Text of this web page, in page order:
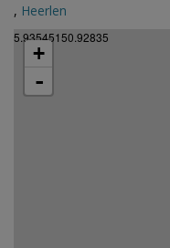
, Heerlen
5.93545150.92835
+
-